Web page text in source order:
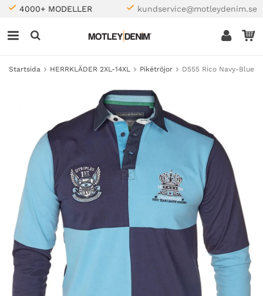
4000+ MODELLER kundservice@motleydenim.se
Startsida HERRKLÄDER 2XL-14XL Pikétröjor D555 Rico Navy-Blue